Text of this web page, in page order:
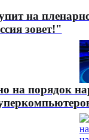
на
зовет!"
на порядок